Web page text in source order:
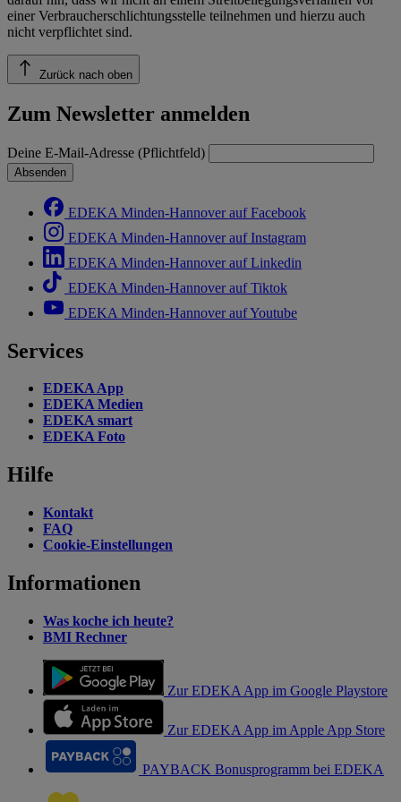
einer Verbraucherschlichtungsstelle teilnehmen und hierzu auch
nicht verpflichtet sind.
Zurück nach oben
Zum Newsletter anmelden
Deine E-Mail-Adresse (Pflichtfeld)
Absenden
EDEKA Minden-Hannover auf Facebook
EDEKA Minden-Hannover auf Instagram
EDEKA Minden-Hannover auf Linkedin
EDEKA Minden-Hannover auf Tiktok
EDEKA Minden-Hannover auf Youtube
Services
EDEKA App
EDEKA Medien
EDEKA smart
EDEKA Foto
Hilfe
Kontakt
FAQ
Cookie-Einstellungen
Informationen
Was koche ich heute?
BMI Rechner
Zur EDEKA App im Google Playstore
Zur EDEKA App im Apple App Store
PAYBACK Bonusprogramm bei EDEKA